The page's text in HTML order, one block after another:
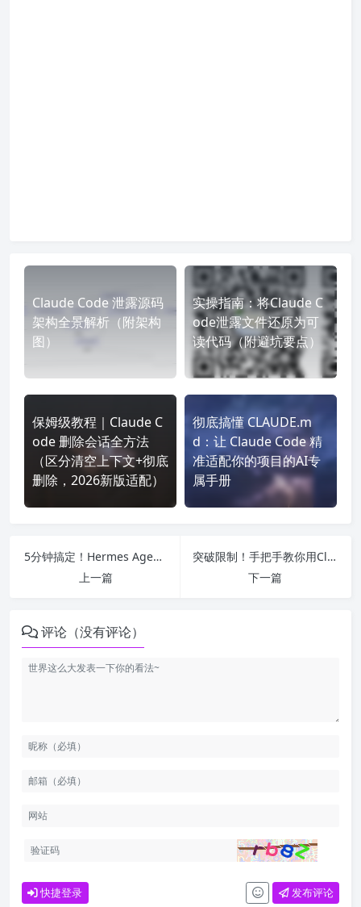
Claude Code 泄露源码
架构全景解析（附架构
图）
实操指南：将Claude C
ode泄露文件还原为可
读代码（附避坑要点）
保姆级教程｜Claude C
ode 删除会话全方法
（区分清空上下文+彻底
删除，2026新版适配）
彻底搞懂 CLAUDE.m
d：让 Claude Code 精
准适配你的项目的AI专
属手册
5分钟搞定！Hermes Agent 全平台保姆级安装教程（Mac/Linux/Windows WSL2）
上一篇
突破限制！手把手教你用Claude无缝调用通义千问模型
下一篇
评论（没有评论）
快捷登录 发布评论